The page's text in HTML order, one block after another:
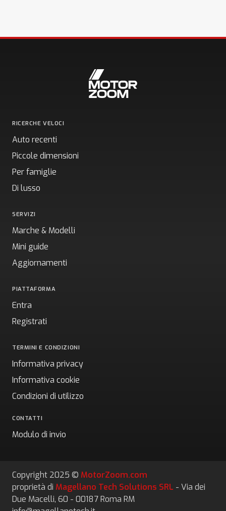
RICERCHE VELOCI
Auto recenti
Piccole dimensioni
Per famiglie
Di lusso
SERVIZI
Marche & Modelli
Mini guide
Aggiornamenti
PIATTAFORMA
Entra
Registrati
TERMINI E CONDIZIONI
Informativa privacy
Informativa cookie
Condizioni di utilizzo
CONTATTI
Modulo di invio
Copyright 2025 © MotorZoom.com
proprietà di Magellano Tech Solutions SRL - Via dei
Due Macelli, 60 - 00187 Roma RM